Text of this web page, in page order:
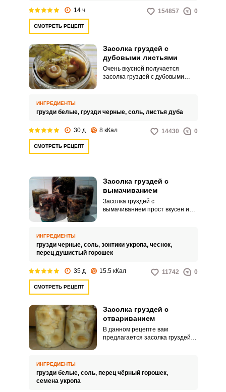
14 ч 154857 0
СМОТРЕТЬ РЕЦЕПТ
Засолка груздей с
дубовыми листьями
Очень вкусной получается
засолка груздей с дубовыми
вкуса, в дубовых листьях
содержится много дубильных
солили только в дубовых бочках.
ИНГРЕДИЕНТЫ
грузди белые, грузди черные, соль, листья дуба
30 д 8 кКал 14430 0
СМОТРЕТЬ РЕЦЕПТ
Засолка груздей с
вымачиванием
Засолка груздей с
вымачиванием прост вкусен и
большого количества горького
млечного сока. В результате
хрустящий вкус остаются.
ИНГРЕДИЕНТЫ
грузди черные, соль, зонтики укропа, чеснок,
перец душистый горошек
35 д 15.5 кКал 11742 0
СМОТРЕТЬ РЕЦЕПТ
Засолка груздей с
отвариванием
В данном рецепте вам
предлагается засолка груздей с
ИНГРЕДИЕНТЫ
грузди белые, соль, перец чёрный горошек,
семена укропа